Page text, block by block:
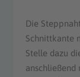
Die
Schnittkante
Stelle dazu
anschließend